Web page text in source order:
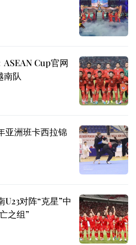
Cup官网
南队
亚洲班卡西拉锦
对阵“克星”中
之组”